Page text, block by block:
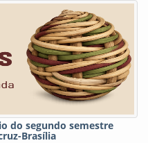
do segundo semestre
Brasília